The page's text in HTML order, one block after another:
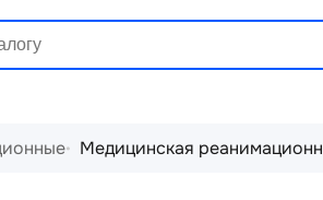
Медицинская